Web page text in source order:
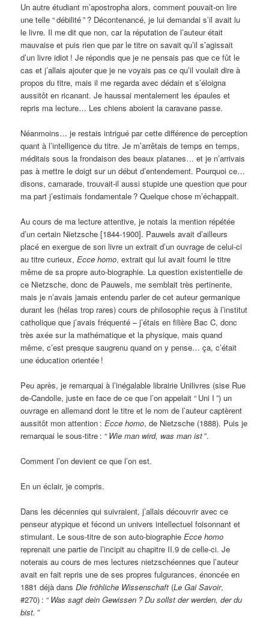
Un autre étudiant m’apostropha alors, comment pouvait-on lire
une telle “débilité” ? Décontenancé, je lui demandai s’il avait lu
le livre. Il me dit que non, car la réputation de l’auteur était
mauvaise et puis rien que par le titre on savait qu’il s’agissait
d’un livre idiot ! Je répondis que je ne pensais pas que ce fût le
cas et j’allais ajouter que je ne voyais pas ce qu’il voulait dire à
propos du titre, mais il me regarda avec dédain et s’éloigna
aussitôt en ricanant. Je haussai mentalement les épaules et
repris ma lecture… Les chiens aboient la caravane passe.
Néanmoins… je restais intrigué par cette différence de perception
quant à l’intelligence du titre. Je m’arrêtais de temps en temps,
méditais sous la frondaison des beaux platanes… et je n’arrivais
pas à mettre le doigt sur un début d’entendement. Pourquoi ce…
disons, camarade, trouvait-il aussi stupide une question que pour
ma part j’estimais fondamentale ? Quelque chose m’échappait.
Au cours de ma lecture attentive, je notais la mention répétée
d’un certain Nietzsche [1844-1900]. Pauwels avait d’ailleurs
placé en exergue de son livre un extrait d’un ouvrage de celui-ci
au titre curieux,Ecce homo, extrait qui lui avait fourni le titre
même de sa propre auto-biographie. La question existentielle de
ce Nietzsche, donc de Pauwels, me semblait très pertinente,
mais je n’avais jamais entendu parler de cet auteur germanique
durant les (hélas trop rares) cours de philosophie reçus à l’institut
catholique que j’avais fréquenté – j’étais en filière Bac C, donc
très axée sur la mathématique et la physique, mais quand
même, c’est presque saugrenu quand on y pense… ça, c’était
une éducation orientée !
Peu après, je remarquai à l’inégalable librairie Unilivres (sise Rue
de-Candolle, juste en face de ce que l’on appelait “ Uni I ”) un
ouvrage en allemand dont le titre et le nom de l’auteur captèrent
aussitôt mon attention :Ecce homo, de Nietzsche (1888). Puis je
remarquai le sous-titre : “ Wie man wird, was man ist”.
Comment l’on devient ce que l’on est.
En un éclair, je compris.
Dans les décennies qui suivraient, j’allais découvrir avec ce
penseur atypique et fécond un univers intellectuel foisonnant et
stimulant. Le sous-titre de son auto-biographieEcce homo
reprenait une partie de l’incipit au chapitre II.9 de celle-ci. Je
noterais au cours de mes lectures nietzschéennes que l’auteur
avait en fait repris une de ses propres fulgurances, énoncée en
1881 déjà dansDie fröhliche Wissenschaft (Le Gai Savoir,
#270) : “ Was sagt dein Gewissen ? Du sollst der werden, der du
bist. ”